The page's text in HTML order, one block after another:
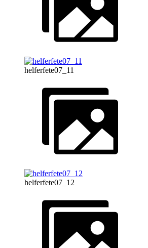
helferfete07_11
helferfete07_12